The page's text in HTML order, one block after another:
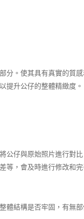
分。使其具有真實的質
提升公仔的整體精緻度。​
公仔與原始照片進行對
等，會及時進行修改和完
體結構是否牢固，有無